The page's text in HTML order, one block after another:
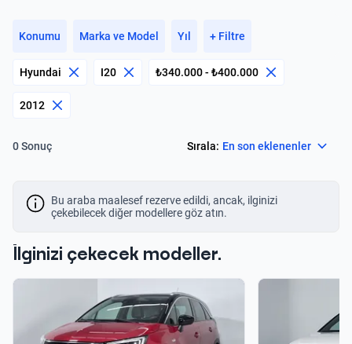
Konumu Marka ve Model Yıl + Filtre
Hyundai I20 ₺340.000 - ₺400.000
2012
0 Sonuç Sırala: En son eklenenler
Bu araba maalesef rezerve edildi, ancak, ilginizi
çekebilecek diğer modellere göz atın.
İlginizi çekecek modeller.